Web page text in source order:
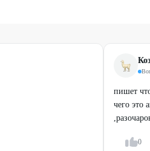
пишет
чего это
0